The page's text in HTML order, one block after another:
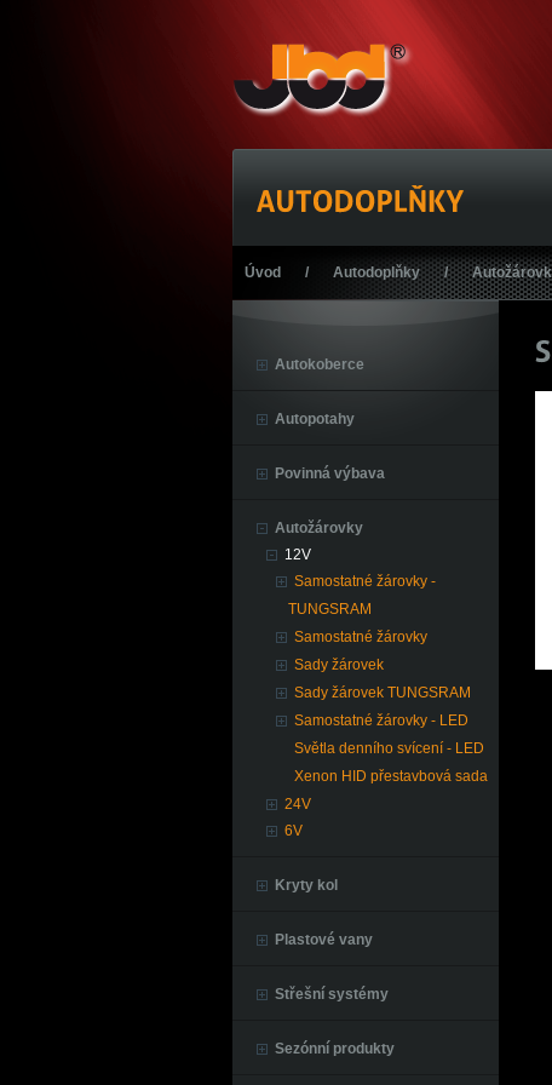
Úvod / Autodoplňky /
Autokoberce
Autopotahy
Povinná výbava
Autožárovky
12V
Samostatné žárovky -
TUNGSRAM
Samostatné žárovky
Sady žárovek
Sady žárovek TUNGSRAM
Samostatné žárovky - LED
Světla denního svícení - LED
Xenon HID přestavbová sada
24V
6V
Kryty kol
Plastové vany
Střešní systémy
Sezónní produkty